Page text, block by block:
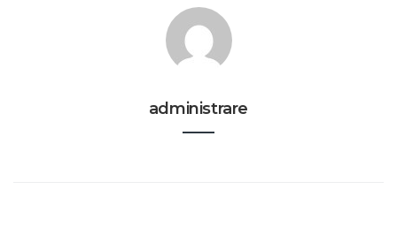
administrare